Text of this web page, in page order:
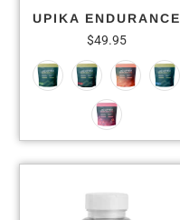
UPIKA ENDURANCE
$49.95